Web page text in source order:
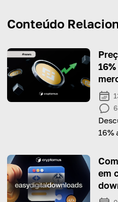
Conteúdo
6
16%
da
em